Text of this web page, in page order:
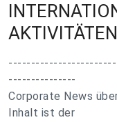
---------------
Corporate News
Inhalt ist der